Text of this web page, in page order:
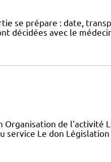
se prépare : date,
décidées avec le
Organisation de l'activité
service Le don